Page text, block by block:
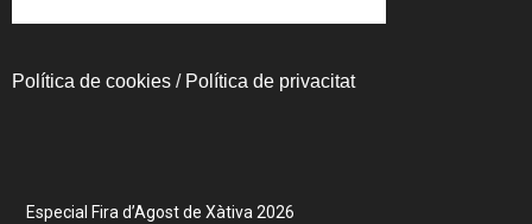
Política de cookies / Política de privacitat
Especial Fira d’Agost de Xàtiva 2026